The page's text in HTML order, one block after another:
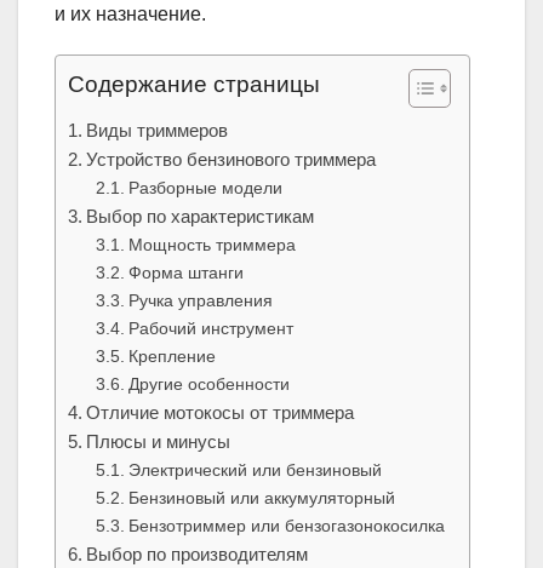
и их назначение.
Содержание страницы
Виды триммеров
Устройство бензинового триммера
Разборные модели
Выбор по характеристикам
Мощность триммера
Форма штанги
Ручка управления
Рабочий инструмент
Крепление
Другие особенности
Отличие мотокосы от триммера
Плюсы и минусы
Электрический или бензиновый
Бензиновый или аккумуляторный
Бензотриммер или бензогазонокосилка
Выбор по производителям